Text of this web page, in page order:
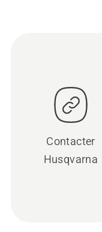
Contacter
Husqvarna